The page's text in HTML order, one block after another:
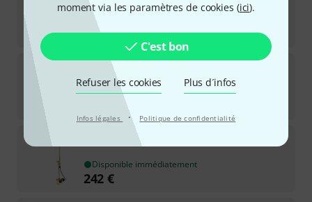
moment via les paramètres de cookies (ici).
C'est bon
Refuser les cookies Plus d´infos
Infos légales · Politique de confidentialité
Disponible immédiatement
324€
JahnL8431 MENUETT II Black
Disponible immédiatement
L5433 PIANO II Clamp Brass Pol
Disponible immédiatement
242 €